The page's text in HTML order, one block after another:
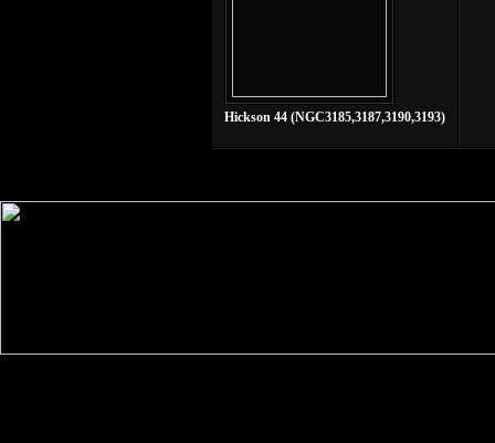
Hickson 44 (NGC3185,3187,3190,3193)